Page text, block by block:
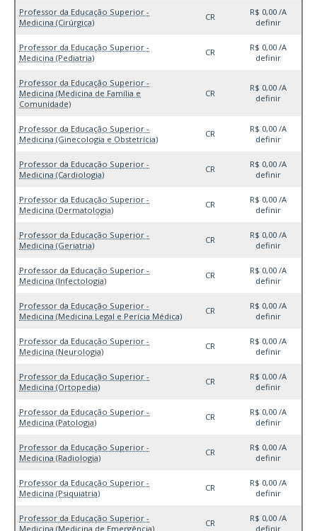
Professor da Educação Superior -
Medicina (Cirúrgica)
CR
R$ 0,00 /A
definir
Professor da Educação Superior -
Medicina (Pediatria)
CR
R$ 0,00 /A
definir
Professor da Educação Superior -
Medicina (Medicina de Família e
Comunidade)
CR
R$ 0,00 /A
definir
Professor da Educação Superior -
Medicina (Ginecologia e Obstetrícia)
CR
R$ 0,00 /A
definir
Professor da Educação Superior -
Medicina (Cardiologia)
CR
R$ 0,00 /A
definir
Professor da Educação Superior -
Medicina (Dermatologia)
CR
R$ 0,00 /A
definir
Professor da Educação Superior -
Medicina (Geriatria)
CR
R$ 0,00 /A
definir
Professor da Educação Superior -
Medicina (Infectologia)
CR
R$ 0,00 /A
definir
Professor da Educação Superior -
Medicina (Medicina Legal e Perícia Médica)
CR
R$ 0,00 /A
definir
Professor da Educação Superior -
Medicina (Neurologia)
CR
R$ 0,00 /A
definir
Professor da Educação Superior -
Medicina (Ortopedia)
CR
R$ 0,00 /A
definir
Professor da Educação Superior -
Medicina (Patologia)
CR
R$ 0,00 /A
definir
Professor da Educação Superior -
Medicina (Radiologia)
CR
R$ 0,00 /A
definir
Professor da Educação Superior -
Medicina (Psiquiatria)
CR
R$ 0,00 /A
definir
Professor da Educação Superior -
Medicina (Medicina de Emergência)
CR
R$ 0,00 /A
definir